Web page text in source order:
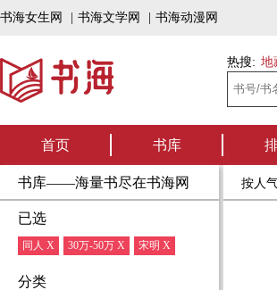
书海女生网 书海文学网 书海动漫网
热搜: 地
首页 书库
书库——海量书尽在书海网
已选
同人 X 30万-50万 X 宋明 X
分类
按人